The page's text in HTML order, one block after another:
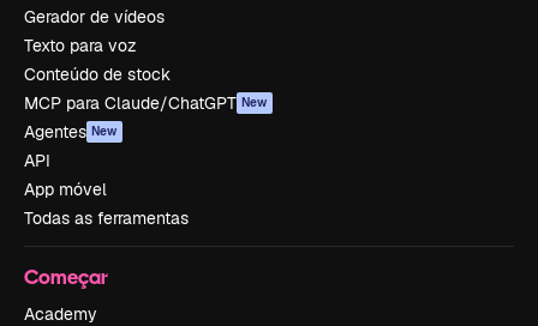
Gerador de vídeos
Texto para voz
Conteúdo de stock
MCP para Claude/ChatGPT New
Agentes New
API
App móvel
Todas as ferramentas
Começar
Academy